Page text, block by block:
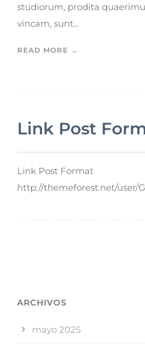
studiorum, prodita
vincam, sunt...
READ MORE →
Link Post
Link Post Format
http://themeforest.net/user/
ARCHIVOS
mayo 2025